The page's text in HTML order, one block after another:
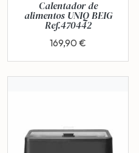
Calentador de
alimentos UNIQ BEIG
Ref.470442
169,90 €